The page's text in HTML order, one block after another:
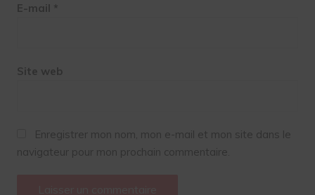
E-mail *
Site web
Enregistrer mon nom, mon e-mail et mon site dans le
navigateur pour mon prochain commentaire.